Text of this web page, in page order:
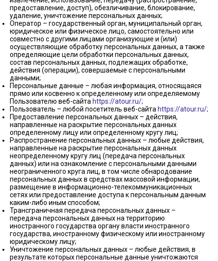
предоставление, доступ), обезличивание, блокирование,
удаление, уничтожение персональных данных;
Оператор – государственный орган, муниципальный орган,
юридическое или физическое лицо, самостоятельно или
совместно с другими лицами организующие и (или)
осуществляющие обработку персональных данных, а также
определяющие цели обработки персональных данных,
состав персональных данных, подлежащих обработке,
действия (операции), совершаемые с персональными
данными;
Персональные данные – любая информация, относящаяся
прямо или косвенно к определенному или определяемому
Пользователю веб-сайта https://atour.ru/;
Пользователь – любой посетитель веб-сайта https://atour.ru/;
Предоставление персональных данных – действия,
направленные на раскрытие персональных данных
определенному лицу или определенному кругу лиц;
Распространение персональных данных – любые действия,
направленные на раскрытие персональных данных
неопределенному кругу лиц (передача персональных
данных) или на ознакомление с персональными данными
неограниченного круга лиц, в том числе обнародование
персональных данных в средствах массовой информации,
размещение в информационно-телекоммуникационных
сетях или предоставление доступа к персональным данным
каким-либо иным способом;
Трансграничная передача персональных данных –
передача персональных данных на территорию
иностранного государства органу власти иностранного
государства, иностранному физическому или иностранному
юридическому лицу;
Уничтожение персональных данных – любые действия, в
результате которых персональные данные уничтожаются